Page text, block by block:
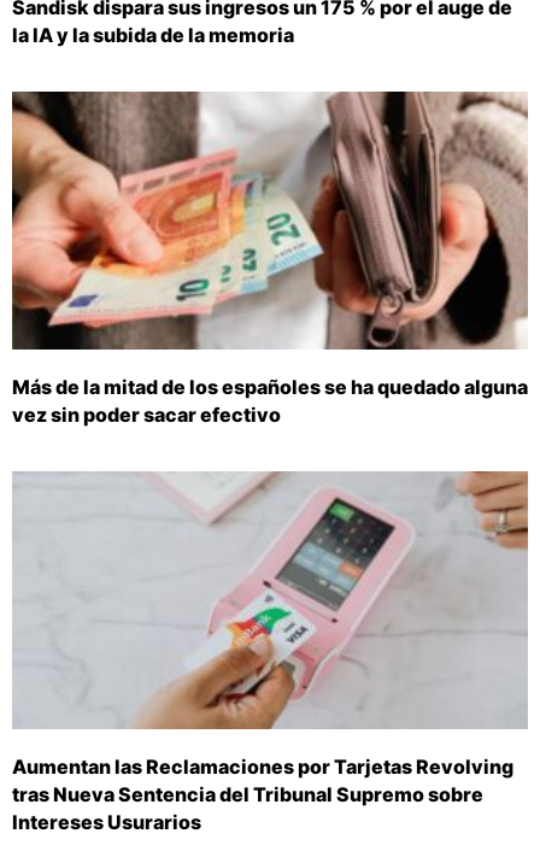
Sandisk dispara sus ingresos un 175 % por el auge de
la IA y la subida de la memoria
Más de la mitad de los españoles se ha quedado alguna
vez sin poder sacar efectivo
Aumentan las Reclamaciones por Tarjetas Revolving
tras Nueva Sentencia del Tribunal Supremo sobre
Intereses Usurarios